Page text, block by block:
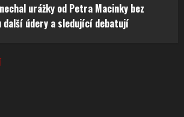
urážky od Petra Macinky bez
další údery a sledující debatují